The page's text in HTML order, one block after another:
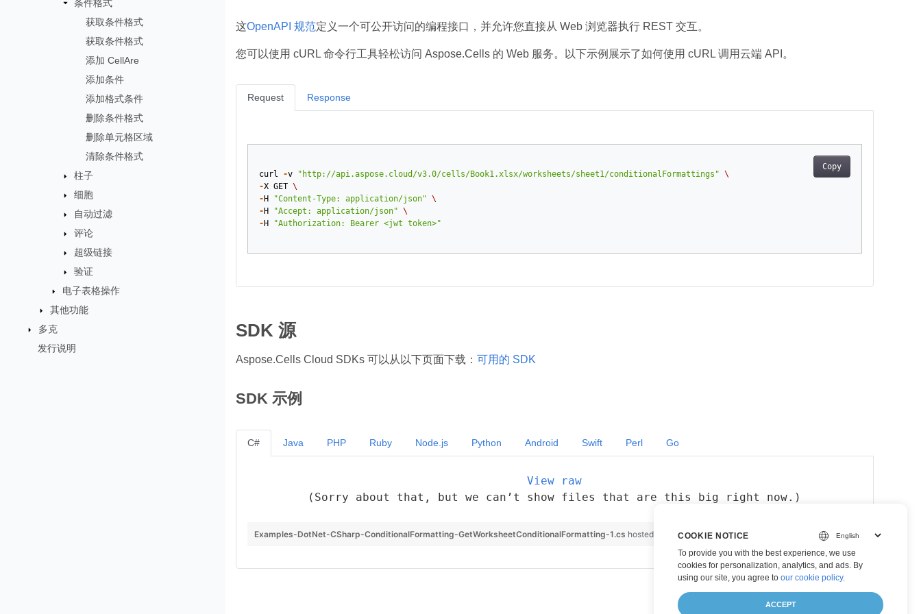
条件格式
获取条件格式
获取条件格式
添加 CellAre
添加条件
添加格式条件
删除条件格式
删除单元格区域
清除条件格式
柱子
细胞
自动过滤
评论
超级链接
验证
电子表格操作
其他功能
多克
发行说明
这OpenAPI 规范定义一个可公开访问的编程接口，并允许您直接从 Web 浏览器执行 REST 交互。
您可以使用 cURL 命令行工具轻松访问 Aspose.Cells 的 Web 服务。以下示例展示了如何使用 cURL 调用云端 API。
Request
Copy
curl -v "http://api.aspose.cloud/v3.0/cells/Book1.xlsx/worksheets/sheet1/conditionalFormattings" \
-X GET \
- H "Content-Type: application/json" \
- H "Accept: application/json" \
- H "Authorization: Bearer <jwt token>"
Response
SDK 源
Aspose.Cells Cloud SDKs 可以从以下页面下载： 可用的 SDK
SDK 示例
C#
View raw
(Sorry about that, but we can’t show files that are this big right now.)
view raw
Examples-DotNet-CSharp-ConditionalFormatting-GetWorksheetConditionalFormatting-1.cs hosted with ❤ byGitHub
Java PHP Ruby Node.js Python Android Swift Perl Go
COOKIE NOTICE
To provide you with the best experience, we use
cookies for personalization, analytics, and ads. By
using our site, you agree to our cookie policy.
ACCEPT